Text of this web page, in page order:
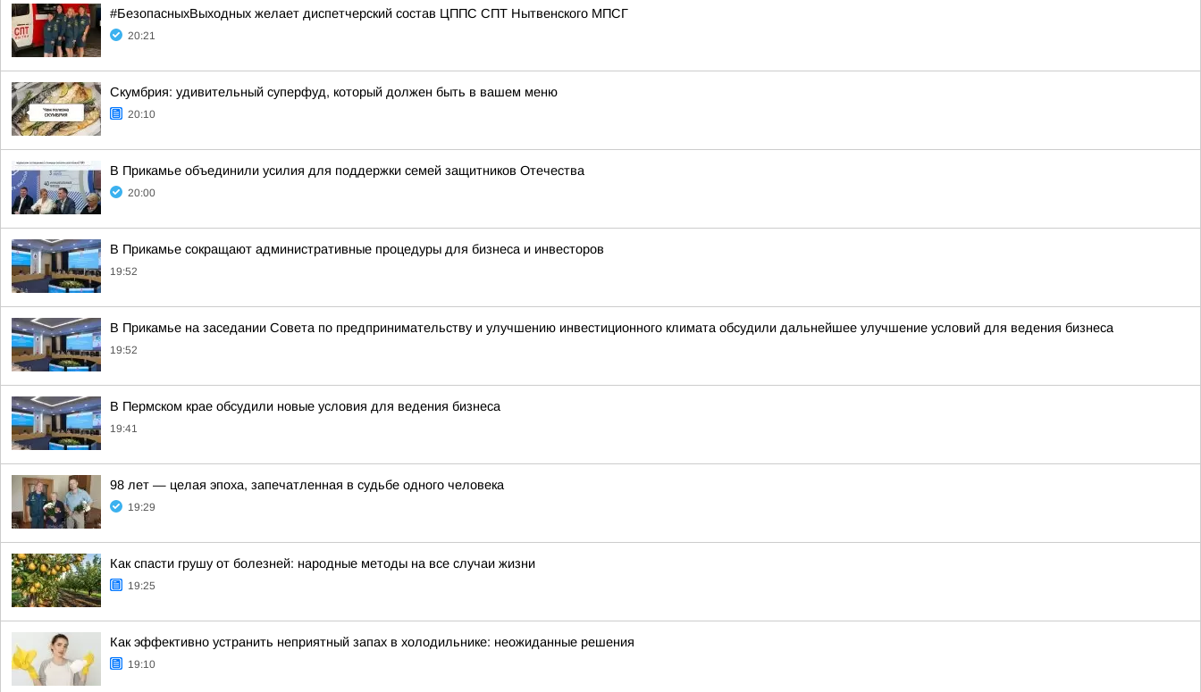
#БезопасныхВыходных желает диспетчерский состав ЦППС СПТ Нытвенского МПСГ
20:21
Скумбрия: удивительный суперфуд, который должен быть в вашем меню
20:10
В Прикамье объединили усилия для поддержки семей защитников Отечества
20:00
В Прикамье сокращают административные процедуры для бизнеса и инвесторов
19:52
В Прикамье на заседании Совета по предпринимательству и улучшению инвестиционного климата обсудили дальнейшее улучшение условий для ведения бизнеса
19:52
В Пермском крае обсудили новые условия для ведения бизнеса
19:41
98 лет — целая эпоха, запечатленная в судьбе одного человека
19:29
Как спасти грушу от болезней: народные методы на все случаи жизни
19:25
Как эффективно устранить неприятный запах в холодильнике: неожиданные решения
19:10